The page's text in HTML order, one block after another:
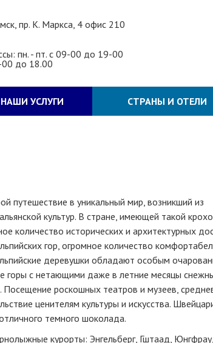
пр. К. Маркса, 4 офис 210
пн. - пт. с 09-00 до 19-00
00 до 18.00
НАШИ УСЛУГИ СТРАНЫ И ОТЕЛИ
путешествие в уникальный мир, возникший из
культур. В стране, имеющей такой
количество исторических и архитектурных
гор, огромное количество
деревушки обладают особым
горы с нетающими даже в летние месяцы
Посещение роскошных театров и музеев,
ценителям культуры и искусства.
темного шоколада.
курорты: Энгельберг, Гштаад,